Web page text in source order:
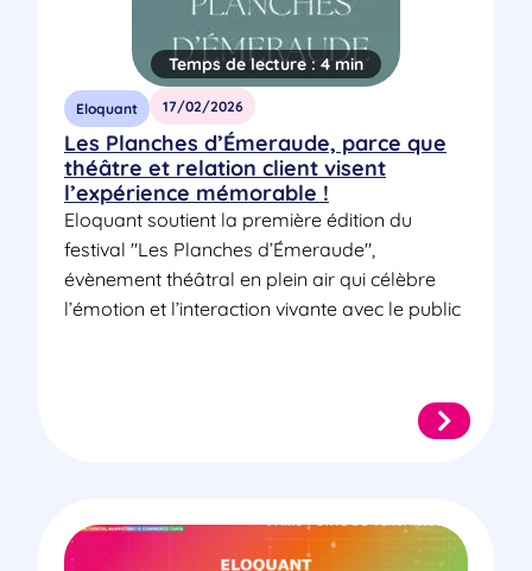
Temps de lecture : 4 min
Eloquant 17/02/2026
Les Planches d’Émeraude, parce que
théâtre et relation client visent
l’expérience mémorable !
Eloquant soutient la première édition du
festival "Les Planches d’Émeraude",
évènement théâtral en plein air qui célèbre
l’émotion et l’interaction vivante avec le public